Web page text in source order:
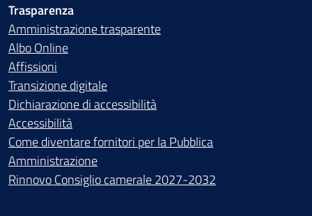
Trasparenza
Amministrazione trasparente
Albo Online
Affissioni
Transizione digitale
Dichiarazione di accessibilità
Accessibilità
Come diventare fornitori per la Pubblica
Amministrazione
Rinnovo Consiglio camerale 2027-2032